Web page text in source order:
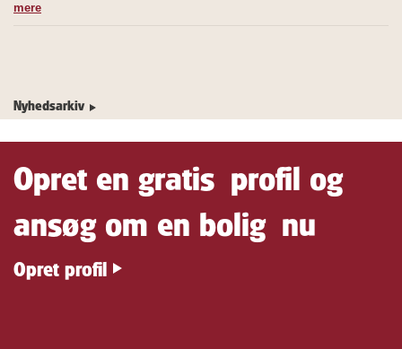
mere
Nyhedsarkiv
Opret en gratis profil og
ansøg om en bolig nu
Opret profil